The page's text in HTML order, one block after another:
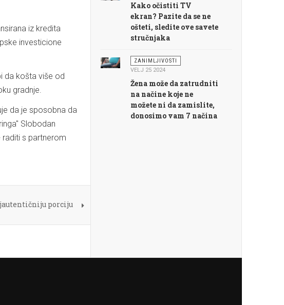
iz kredita
investicione
da košta više od
gradnje.
da je sposobna da
Slobodan
s partnerom
porciju
Kako očistiti TV
ekran? Pazite da se ne
ošteti, sledite ove savete
stručnjaka
ZANIMLJIVOSTI
VELJ 25 2024
Žena može da zatrudniti
na načine koje ne
možete ni da zamislite,
donosimo vam 7 načina